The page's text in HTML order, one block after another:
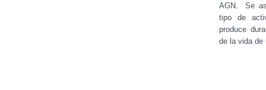
AGN. Se
tipo de
produce
de la vida de